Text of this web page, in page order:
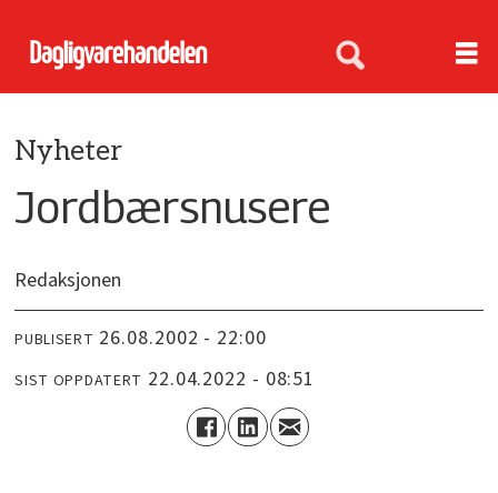
Nyheter
Jordbærsnusere
Redaksjonen
PUBLISERT 26.08.2002 - 22:00
SIST OPPDATERT 22.04.2022 - 08:51